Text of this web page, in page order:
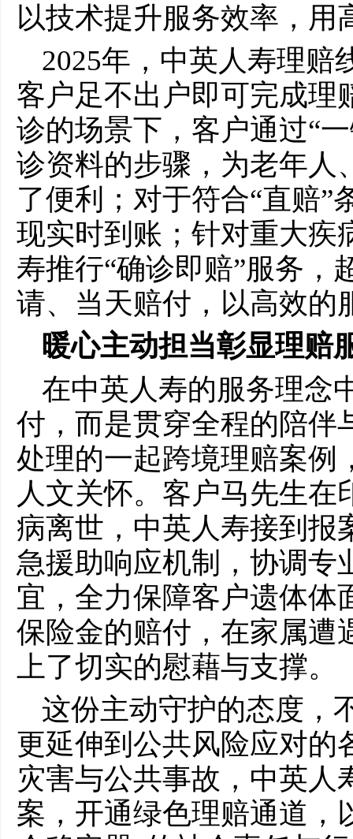
以技术提升服务效率，用
2025年，中英人寿理赔
客户足不出户即可完成理
诊的场景下，客户通过“
诊资料的步骤，为老年人
了便利；对于符合“直赔”
现实时到账；针对重大疾
寿推行“确诊即赔”服务，
请、当天赔付，以高效的
暖心主动担当彰显理赔
在中英人寿的服务理念
付，而是贯穿全程的陪伴
处理的一起跨境理赔案例
人文关怀。客户马先生
病离世，中英人寿接到报
急援助响应机制，协调专
宜，全力保障客户遗体体
保险金的赔付，在家属遭
上了切实的慰藉与支撑。
这份主动守护的态度，
更延伸到公共风险应对的
灾害与公共事故，中英人
案，开通绿色理赔通道，